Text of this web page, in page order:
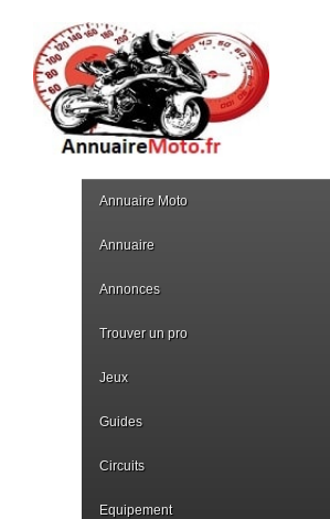
Annuaire Moto
Annuaire
Annonces
Trouver un pro
Jeux
Guides
Circuits
Equipement